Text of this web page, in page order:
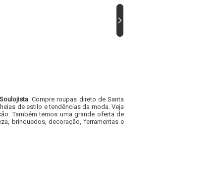
Soulojista. Compre roupas direto de Santa
de estilo e tendências da moda. Veja
Também temos uma grande oferta de
brinquedos, decoração, ferramentas e